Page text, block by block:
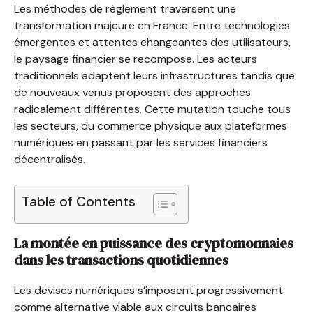
Les méthodes de règlement traversent une
transformation majeure en France. Entre technologies
émergentes et attentes changeantes des utilisateurs,
le paysage financier se recompose. Les acteurs
traditionnels adaptent leurs infrastructures tandis que
de nouveaux venus proposent des approches
radicalement différentes. Cette mutation touche tous
les secteurs, du commerce physique aux plateformes
numériques en passant par les services financiers
décentralisés.
Table of Contents
La montée en puissance des cryptomonnaies
dans les transactions quotidiennes
Les devises numériques s’imposent progressivement
comme alternative viable aux circuits bancaires